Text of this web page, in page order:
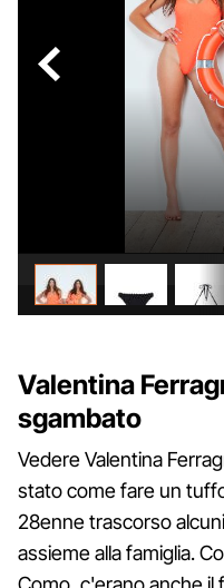
Valentina
sgambato
Vedere Valentina
stato come fare un
28enne trascorso
assieme alla famiglia.